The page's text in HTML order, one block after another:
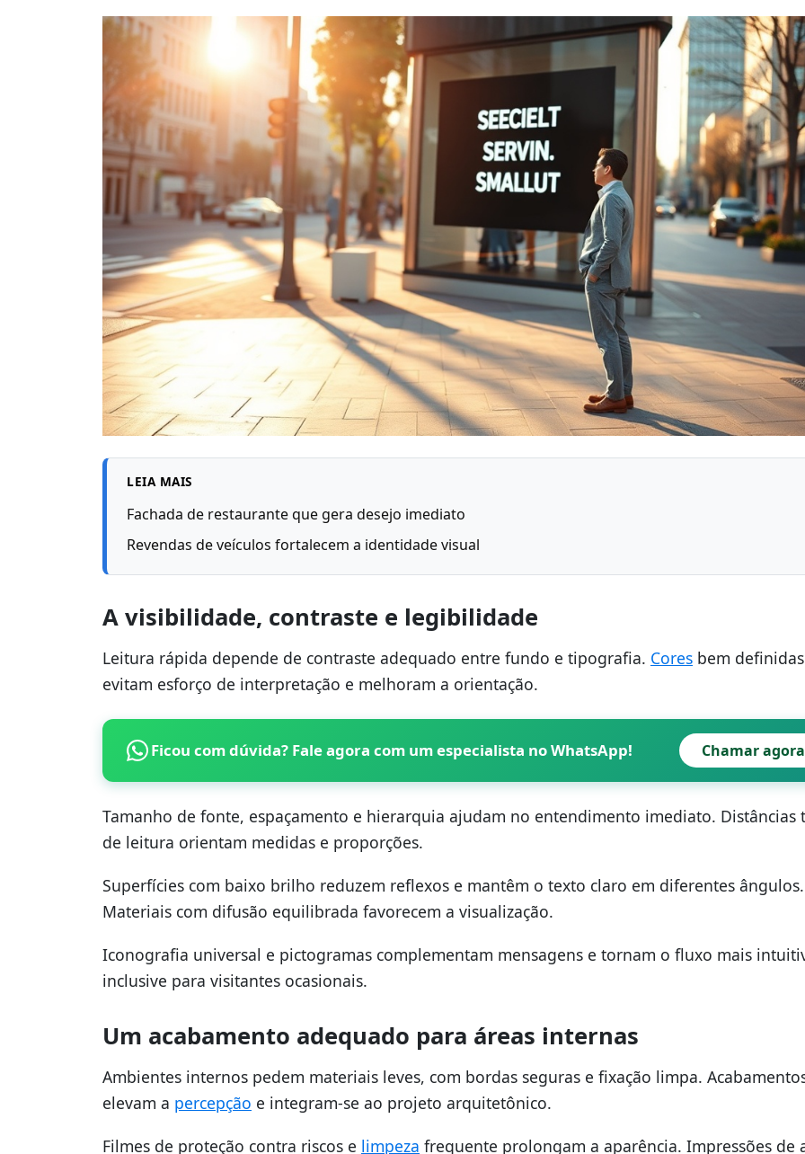
LEIA MAIS
Fachada de restaurante que gera desejo imediato
Revendas de veículos fortalecem a identidade visual
A visibilidade, contraste e legibilidade
Leitura rápida depende de contraste adequado entre fundo e tipografia. Cores bem definidas
evitam esforço de interpretação e melhoram a orientação.
Ficou com dúvida? Fale agora com um especialista no WhatsApp! Chamar agora
Tamanho de fonte, espaçamento e hierarquia ajudam no entendimento imediato. Distâncias
de leitura orientam medidas e proporções.
Superfícies com baixo brilho reduzem reflexos e mantêm o texto claro em diferentes ângulos.
Materiais com difusão equilibrada favorecem a visualização.
Iconografia universal e pictogramas complementam mensagens e tornam o fluxo mais
inclusive para visitantes ocasionais.
Um acabamento adequado para áreas internas
Ambientes internos pedem materiais leves, com bordas seguras e fixação limpa.
elevam a percepção e integram-se ao projeto arquitetônico.
Filmes de proteção contra riscos e limpeza frequente prolongam a aparência. Impressões de